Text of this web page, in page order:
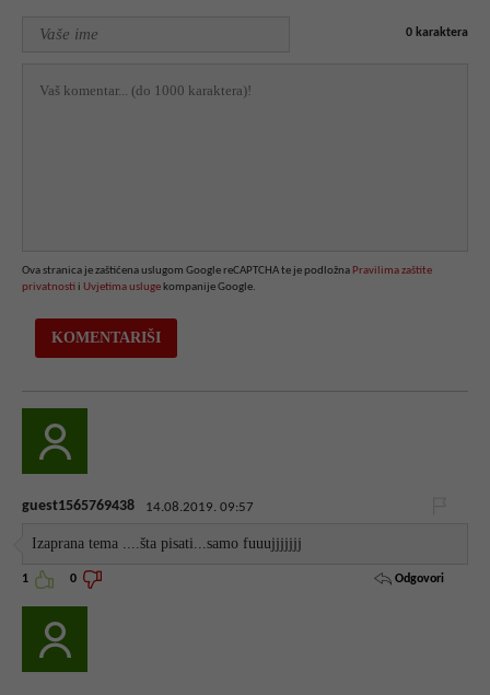
0 karaktera
Ova stranica je zaštićena uslugom Google reCAPTCHA te je podložna Pravilima zaštite
privatnosti i Uvjetima usluge kompanije Google.
guest1565769438 14.08.2019. 09:57
Izaprana tema ....šta pisati...samo fuuujjjjjjj
1 0 Odgovori